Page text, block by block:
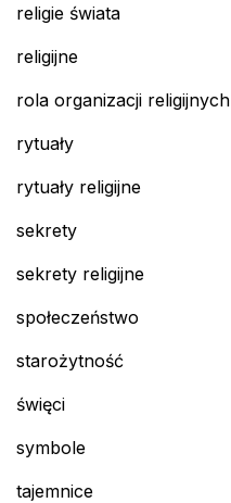
religie świata
religijne
rola organizacji religijnych
rytuały
rytuały religijne
sekrety
sekrety religijne
społeczeństwo
starożytność
święci
symbole
tajemnice